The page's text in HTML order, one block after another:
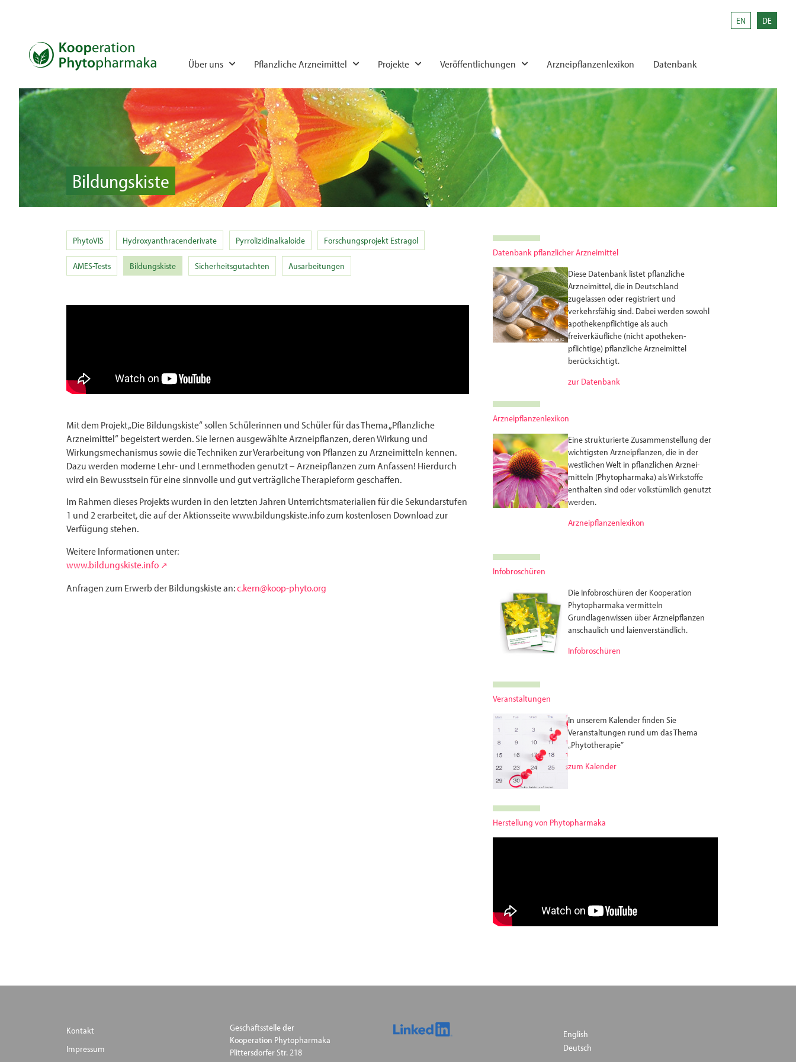
EN DE
Über uns Pflanzliche Arzneimittel Projekte Veröffentlichungen Arzneipflanzenlexikon Datenbank
Bildungskiste
PhytoVIS Hydroxyanthracenderivate Pyrrolizidinalkaloide Forschungsprojekt Estragol
AMES-Tests Bildungskiste Sicherheitsgutachten Ausarbeitungen
Mit dem Projekt „Die Bildungskiste“ sollen Schülerinnen und Schüler für das Thema „Pflanzliche
Arzneimittel“ begeistert werden. Sie lernen ausgewählte Arzneipflanzen, deren Wirkung und
Wirkungsmechanismus sowie die Techniken zur Verarbeitung von Pflanzen zu Arzneimitteln kennen.
Dazu werden moderne Lehr- und Lernmethoden genutzt – Arzneipflanzen zum Anfassen! Hierdurch
wird ein Bewusstsein für eine sinnvolle und gut verträgliche Therapieform geschaffen.
Im Rahmen dieses Projekts wurden in den letzten Jahren Unterrichtsmaterialien für die Sekundarstufen
1 und 2 erarbeitet, die auf der Aktionsseite www.bildungskiste.info zum kostenlosen Download zur
Verfügung stehen.
Weitere Informationen unter:
www.bildungskiste.info
Anfragen zum Erwerb der Bildungskiste an:c.kern@koop-phyto.org
Datenbank pflanzlicher Arzneimittel
Diese Datenbank listet pflanzliche
Arzneimittel, die in Deutschland
zugelassen oder registriert und
verkehrsfähig sind. Dabei werden sowohl
apothekenpflichtige als auch
freiverkäufliche (nicht apotheken­
pflichtige) pflanzliche Arzneimittel
berücksichtigt.
zur Datenbank
Arzneipflanzenlexikon
Eine strukturierte Zusammenstellung der
wichtigsten Arznei­pflanzen, die in der
westlichen Welt in pflanzlichen Arznei­
mitteln (Phytopharmaka) als Wirkstoffe
enthalten sind oder volks­tümlich genutzt
werden.
Arzneipflanzenlexikon
Infobroschüren
Die Infobroschüren der Kooperation
Phytopharmaka vermitteln
Grundlagenwissen über Arzneipflanzen
anschaulich und laienverständlich.
Infobroschüren
Veranstaltungen
In unserem Kalender finden Sie
Veranstaltungen rund um das Thema
„Phytotherapie”
zum Kalender
Herstellung von Phytopharmaka
Kontakt
Impressum
Geschäftsstelle der
Kooperation Phytopharmaka
Plittersdorfer Str. 218
English
Deutsch